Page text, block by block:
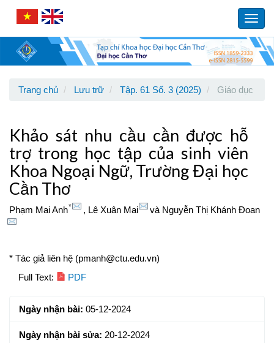
Navigation
Content
Sidebar
Trang chủ Lưu trữ Tập. 61 Số. 3 (2025) Giáo dục
Khảo sát nhu cầu cần được hỗ
trợ trong học tập của sinh viên
Khoa Ngoại Ngữ, Trường Đại học
Cần Thơ
Phạm Mai Anh* , Lê Xuân Mai và Nguyễn Thị Khánh Đoan
* Tác giả liên hệ (pmanh@ctu.edu.vn)
Article
Full Text: PDF
Ngày nhận bài: 05-12-2024
Ngày nhận bài sửa: 20-12-2024